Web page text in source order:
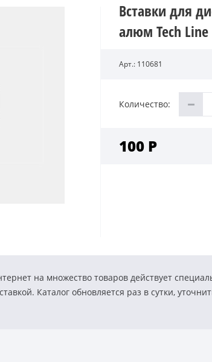
Вставки для
алюм Tech
Арт.: 110681
Количество:
100 Р
на множество товаров действует
Каталог обновляется раз в сутки,